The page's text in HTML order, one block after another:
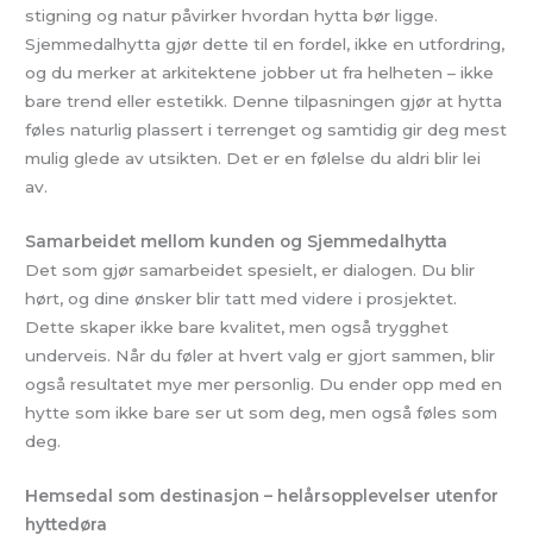
stigning og natur påvirker hvordan hytta bør ligge.
Sjemmedalhytta gjør dette til en fordel, ikke en utfordring,
og du merker at arkitektene jobber ut fra helheten – ikke
bare trend eller estetikk. Denne tilpasningen gjør at hytta
føles naturlig plassert i terrenget og samtidig gir deg mest
mulig glede av utsikten. Det er en følelse du aldri blir lei
av.
Samarbeidet mellom kunden og Sjemmedalhytta
Det som gjør samarbeidet spesielt, er dialogen. Du blir
hørt, og dine ønsker blir tatt med videre i prosjektet.
Dette skaper ikke bare kvalitet, men også trygghet
underveis. Når du føler at hvert valg er gjort sammen, blir
også resultatet mye mer personlig. Du ender opp med en
hytte som ikke bare ser ut som deg, men også føles som
deg.
Hemsedal som destinasjon – helårsopplevelser utenfor
hyttedøra